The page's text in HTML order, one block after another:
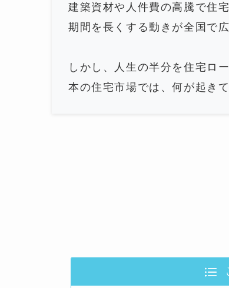
建築資材や人件費の高騰で住
期間を長くする動きが全国で
しかし、人生の半分を住宅ロ
本の住宅市場では、何が起き